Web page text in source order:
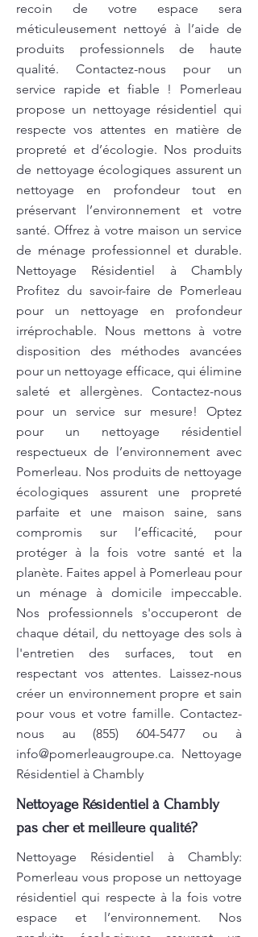
recoin de votre espace sera
méticuleusement nettoyé à l’aide de
produits professionnels de haute
qualité. Contactez-nous pour un
service rapide et fiable ! Pomerleau
propose un nettoyage résidentiel qui
respecte vos attentes en matière de
propreté et d’écologie. Nos produits
de nettoyage écologiques assurent un
nettoyage en profondeur tout en
préservant l’environnement et votre
santé. Offrez à votre maison un service
de ménage professionnel et durable.
Nettoyage Résidentiel à Chambly
Profitez du savoir-faire de Pomerleau
pour un nettoyage en profondeur
irréprochable. Nous mettons à votre
disposition des méthodes avancées
pour un nettoyage efficace, qui élimine
saleté et allergènes. Contactez-nous
pour un service sur mesure! Optez
pour un nettoyage résidentiel
respectueux de l’environnement avec
Pomerleau. Nos produits de nettoyage
écologiques assurent une propreté
parfaite et une maison saine, sans
compromis sur l’efficacité, pour
protéger à la fois votre santé et la
planète. Faites appel à Pomerleau pour
un ménage à domicile impeccable.
Nos professionnels s'occuperont de
chaque détail, du nettoyage des sols à
l'entretien des surfaces, tout en
respectant vos attentes. Laissez-nous
créer un environnement propre et sain
pour vous et votre famille. Contactez-
nous au (855) 604-5477 ou à
info@pomerleaugroupe.ca. Nettoyage
Résidentiel à Chambly
Nettoyage Résidentiel à Chambly
pas cher et meilleure qualité?
Nettoyage Résidentiel à Chambly:
Pomerleau vous propose un nettoyage
résidentiel qui respecte à la fois votre
espace et l’environnement. Nos